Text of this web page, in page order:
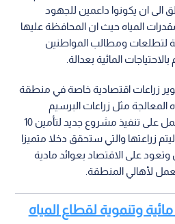
الى ان يكونوا داعمين للجهود
المياه حيث ان المحافظة عليها
لتطلعات ومطالب المواطنين
المائية بعدالة.
زراعات اقتصادية خاصة في منطقة
المعالجة مثل زراعات البرسيم
والشعير، مؤكدا ان الوزارة تعمل على تنفيذ مشروع جديد لتأمين 10
زراعتها والتي ستحقق دخلا متميزا
على الاقتصاد بعوائد مادية
لأهالي المنطقة.
وتنموية لقطاع المياه